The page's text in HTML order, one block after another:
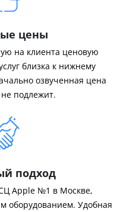
цены
на клиента ценовую
близка к нижнему
озвученная цена
подлежит.
подход
Apple №1 в Москве,
оборудованием. Удобная